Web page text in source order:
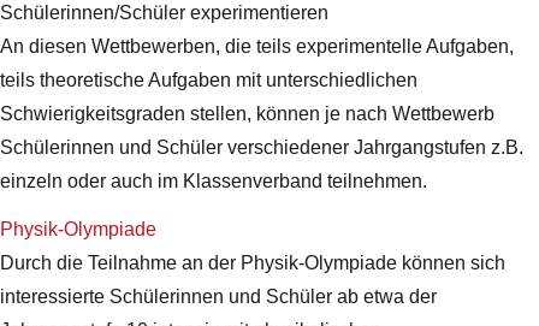
Schülerinnen/Schüler experimentieren
An diesen Wettbewerben, die teils experimentelle Aufgaben,
teils theoretische Aufgaben mit unterschiedlichen
Schwierigkeitsgraden stellen, können je nach Wettbewerb
Schülerinnen und Schüler verschiedener Jahrgangstufen z.B.
einzeln oder auch im Klassenverband teilnehmen.
Physik-Olympiade
Durch die Teilnahme an der Physik-Olympiade können sich
interessierte Schülerinnen und Schüler ab etwa der